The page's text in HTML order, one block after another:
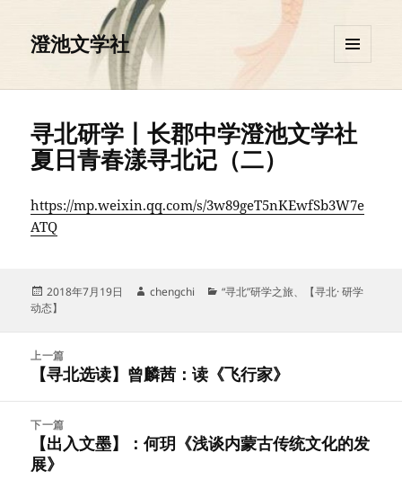
澄池文学社
挂件
寻北研学丨长郡中学澄池文学社
夏日青春漾寻北记（二）
https://mp.weixin.qq.com/s/3w89geT5nKEwfSb3W7e
ATQ
发
布
2018年7月19日
作
chengchi
分
“寻北”研学之旅、
【寻北· 研学
动态】
航
上一篇
上
文
章：
【寻北选读】曾麟茜：读《飞行家》
下一篇
下
篇
【出入文墨】：何玥《浅谈内蒙古传统文化的发
展》